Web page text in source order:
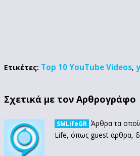
Ετικέτες: Top 10 YouTube Videos,
Σχετικά με τον Αρθρογράφο
SMLifeGR Άρθρα τα
Life, όπως guest άρθρα,